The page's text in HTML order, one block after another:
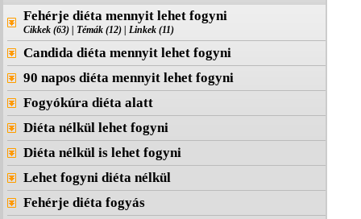
Fehérje diéta mennyit lehet fogyni
Cikkek (63) Témák (12) Linkek (11)
Candida diéta mennyit lehet fogyni
90 napos diéta mennyit lehet fogyni
Fogyókúra diéta alatt
Diéta nélkül lehet fogyni
Diéta nélkül is lehet fogyni
Lehet fogyni diéta nélkül
Fehérje diéta fogyás